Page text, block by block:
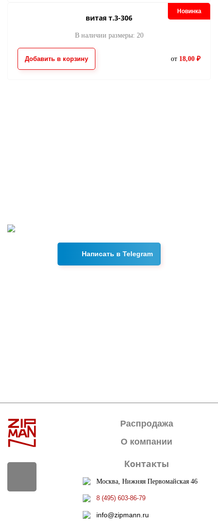
Новинка
витая т.3-306
В наличии размеры: 20
Добавить в корзину от 18,00 ₽
Написать в Telegram
Контакты
Москва, Нижняя Первомайская 46
8 (495) 603-86-79
info@zipmann.ru
Распродажа
О компании